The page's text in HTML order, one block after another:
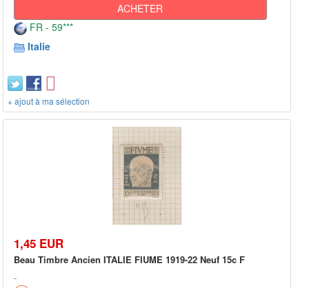
ACHETER
FR - 59***
Italie
+ ajout à ma sélection
1,45 EUR
Beau Timbre Ancien ITALIE FIUME 1919-22 Neuf 15c F